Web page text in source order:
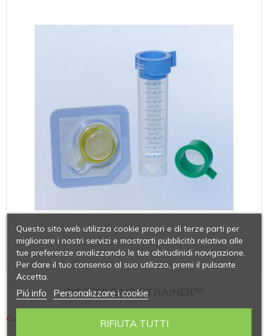
SISTEMI EASYSTRAINER™
Contiene 4 articoli
Questo sito web utilizza cookie propri e di terze parti per
migliorare i nostri servizi e mostrarti pubblicità relativa alle
tue preferenze analizzando le tue abitudinidi navigazione.
Per dare il tuo consenso al suo utilizzo, premi il pulsante
Accetta.
Piú info Personalizzare i cookie
RIFIUTA TUTTI